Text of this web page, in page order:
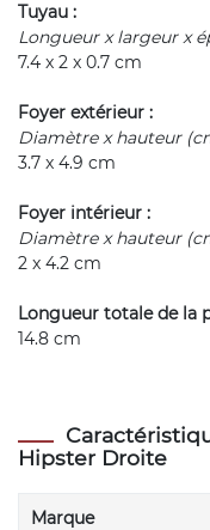
Tuyau :
Longueur x largeur x
7.4 x 2 x 0.7 cm
Foyer extérieur :
Diamètre x hauteur
3.7 x 4.9 cm
Foyer intérieur :
Diamètre x hauteur
2 x 4.2 cm
Longueur totale de la
14.8 cm
Hipster Droite
Marque